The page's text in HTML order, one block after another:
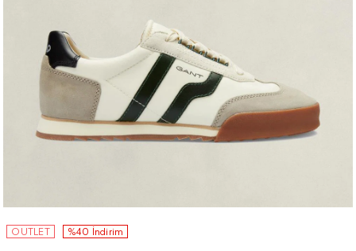
OUTLET %40 İndirim